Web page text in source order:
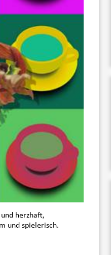
herzhaft,
und spielerisch.